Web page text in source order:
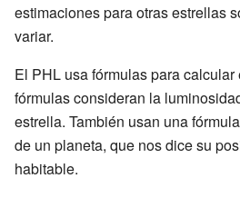
estimaciones para otras estrellas
variar.
El PHL usa fórmulas para
fórmulas consideran la
estrella. También usan una
de un planeta, que nos dice su
habitable.